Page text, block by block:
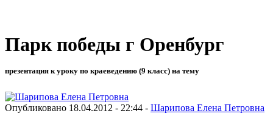
Парк победы г Оренбург
презентация к уроку по краеведению (9 класс) на тему
Опубликовано 18.04.2012 - 22:44 - Шарипова Елена Петровна